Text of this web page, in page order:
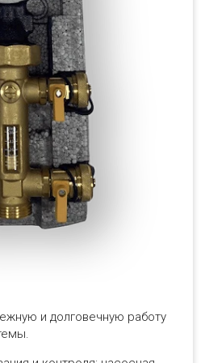
и долговечную работу